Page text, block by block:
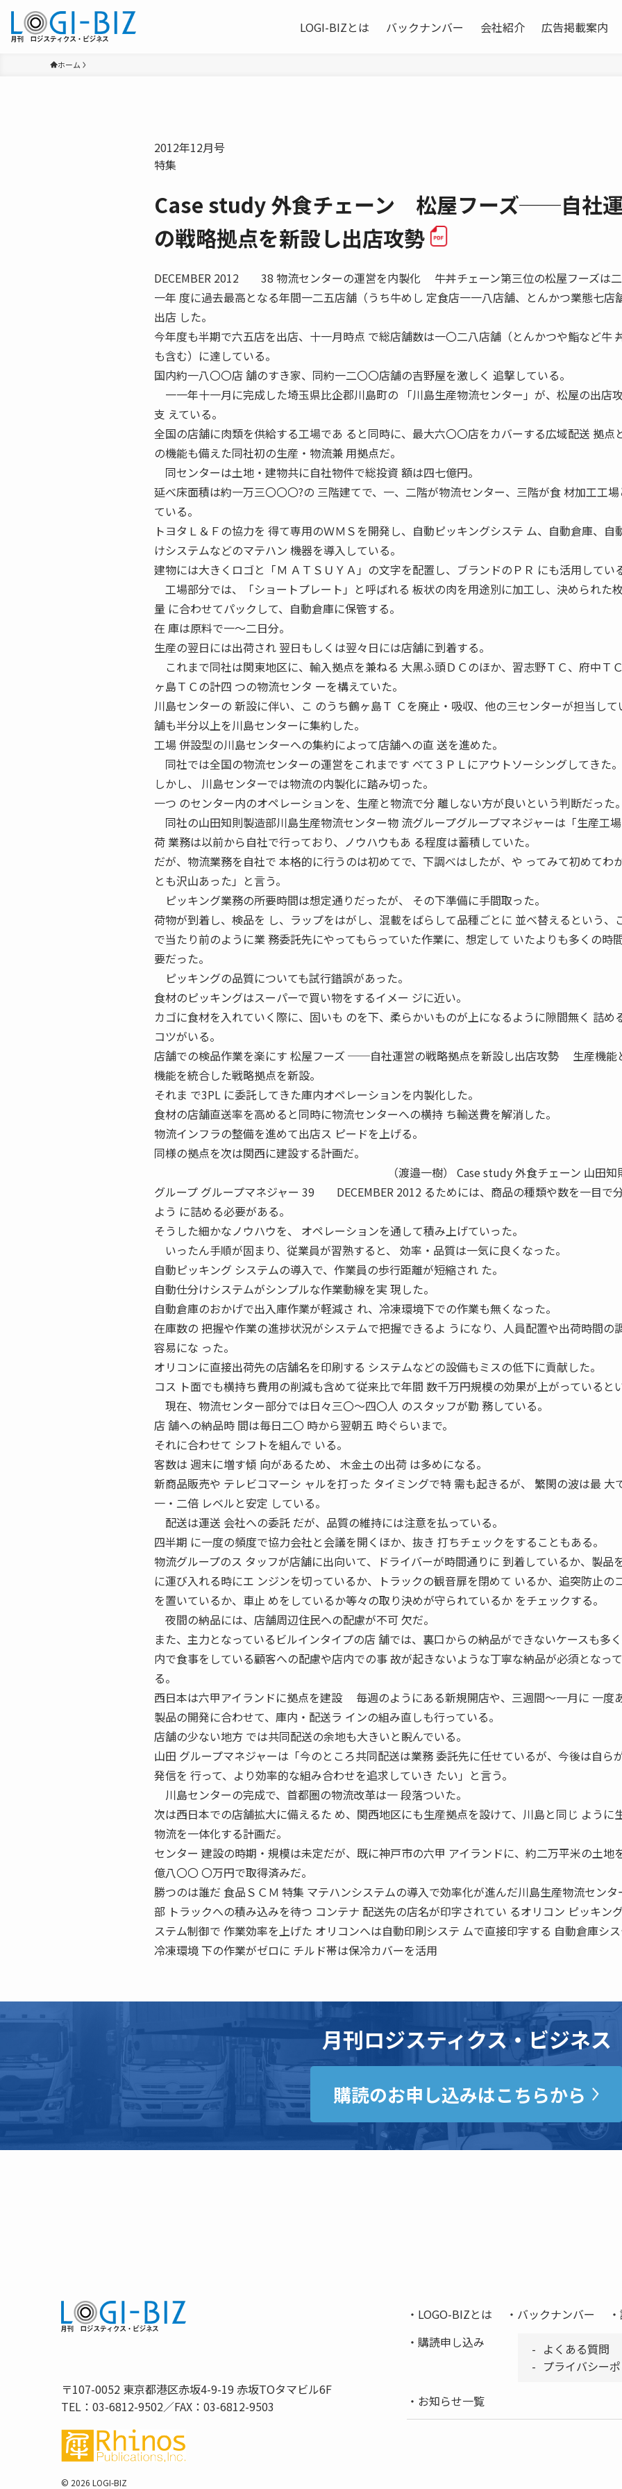
LOGI-BIZとは バックナンバー 会社紹介 広告掲載案内
ホーム
2012年12月号
特集
Case study 外食チェーン 松屋フーズ──自社
の戦略拠点を新設し出店攻勢
DECEMBER 2012 38 物流センターの運営を内製化 牛丼チェーン第三位の松屋フーズは
一年 度に過去最高となる年間一二五店舗（うち牛めし 定食店一一八店舗、とんかつ業態七店
出店 した。
今年度も半期で六五店を出店、十一月時点 で総店舗数は一〇二八店舗（とんかつや鮨など牛
も含む）に達している。
国内約一八〇〇店 舗のすき家、同約一二〇〇店舗の吉野屋を激しく 追撃している。
一一年十一月に完成した埼玉県比企郡川島町の 「川島生産物流センター」が、松屋の出店
支 えている。
全国の店舗に肉類を供給する工場であ ると同時に、最大六〇〇店をカバーする広域配送 拠点
の機能も備えた同社初の生産・物流兼 用拠点だ。
同センターは土地・建物共に自社物件で総投資 額は四七億円。
延べ床面積は約一万三〇〇〇?の 三階建てで、一、二階が物流センター、三階が食 材加工工場
ている。
トヨタＬ＆Ｆの協力を 得て専用のＷＭＳを開発し、自動ピッキングシステ ム、自動倉庫、自
けシステムなどのマテハン 機器を導入している。
建物には大きくロゴと「Ｍ ＡＴＳＵＹＡ」の文字を配置し、ブランドのＰＲ にも活用してい
工場部分では、「ショートプレート」と呼ばれる 板状の肉を用途別に加工し、決められた
量 に合わせてパックして、自動倉庫に保管する。
在 庫は原料で一〜二日分。
生産の翌日には出荷され 翌日もしくは翌々日には店舗に到着する。
これまで同社は関東地区に、輸入拠点を兼ねる 大黒ふ頭ＤＣのほか、習志野ＴＣ、府中Ｔ
ヶ島ＴＣの計四 つの物流センタ ーを構えていた。
川島センターの 新設に伴い、こ のうち鶴ヶ島Ｔ Ｃを廃止・吸収、他の三センターが担当して
舗も半分以上を川島センターに集約した。
工場 併設型の川島センターへの集約によって店舗への直 送を進めた。
同社では全国の物流センターの運営をこれまです べて３ＰＬにアウトソーシングしてきた。
しかし、 川島センターでは物流の内製化に踏み切った。
一つ のセンター内のオペレーションを、生産と物流で分 離しない方が良いという判断だった。
同社の山田知則製造部川島生産物流センター物 流グループグループマネジャーは「生産工
荷 業務は以前から自社で行っており、ノウハウもあ る程度は蓄積していた。
だが、物流業務を自社で 本格的に行うのは初めてで、下調べはしたが、や ってみて初めてわ
とも沢山あった」と言う。
ピッキング業務の所要時間は想定通りだったが、 その下準備に手間取った。
荷物が到着し、検品を し、ラップをはがし、混載をばらして品種ごとに 並べ替えるという、
で当たり前のように業 務委託先にやってもらっていた作業に、想定して いたよりも多くの時
要だった。
ピッキングの品質についても試行錯誤があった。
食材のピッキングはスーパーで買い物をするイメー ジに近い。
カゴに食材を入れていく際に、固いも のを下、柔らかいものが上になるように隙間無く 詰め
コツがいる。
店舗での検品作業を楽にす 松屋フーズ ──自社運営の戦略拠点を新設し出店攻勢 生産機能
機能を統合した戦略拠点を新設。
それま で3PL に委託してきた庫内オペレーションを内製化した。
食材の店舗直送率を高めると同時に物流センターへの横持 ち輸送費を解消した。
物流インフラの整備を進めて出店ス ピードを上げる。
同様の拠点を次は関西に建設する計画だ。
（渡邉一樹） Case study 外食チェーン 山田知則
グループ グループマネジャー 39 DECEMBER 2012 るためには、商品の種類や数を一目で
よう に詰める必要がある。
そうした細かなノウハウを、 オペレーションを通して積み上げていった。
いったん手順が固まり、従業員が習熟すると、 効率・品質は一気に良くなった。
自動ピッキング システムの導入で、作業員の歩行距離が短縮され た。
自動仕分けシステムがシンプルな作業動線を実 現した。
自動倉庫のおかげで出入庫作業が軽減さ れ、冷凍環境下での作業も無くなった。
在庫数の 把握や作業の進捗状況がシステムで把握できるよ うになり、人員配置や出荷時間の
容易にな った。
オリコンに直接出荷先の店舗名を印刷する システムなどの設備もミスの低下に貢献した。
コス ト面でも横持ち費用の削減も含めて従来比で年間 数千万円規模の効果が上がっているとい
現在、物流センター部分では日々三〇〜四〇人 のスタッフが勤 務している。
店 舗への納品時 間は毎日二〇 時から翌朝五 時ぐらいまで。
それに合わせて シフトを組んで いる。
客数は 週末に増す傾 向があるため、 木金土の出荷 は多めになる。
新商品販売や テレビコマーシ ャルを打った タイミングで特 需も起きるが、 繁閑の波は最 大
一・二倍 レベルと安定 している。
配送は運送 会社への委託 だが、品質の維持には注意を払っている。
四半期 に一度の頻度で協力会社と会議を開くほか、抜き 打ちチェックをすることもある。
物流グループのス タッフが店舗に出向いて、ドライバーが時間通りに 到着しているか、製品
に運び入れる時にエ ンジンを切っているか、トラックの観音扉を閉めて いるか、追突防止の
を置いているか、車止 めをしているか等々の取り決めが守られているか をチェックする。
夜間の納品には、店舗周辺住民への配慮が不可 欠だ。
また、主力となっているビルインタイプの店 舗では、裏口からの納品ができないケースも多
内で食事をしている顧客への配慮や店内での事 故が起きないような丁寧な納品が必須となっ
る。
西日本は六甲アイランドに拠点を建設 毎週のようにある新規開店や、三週間〜一月に 一度
製品の開発に合わせて、庫内・配送ラ インの組み直しも行っている。
店舗の少ない地方 では共同配送の余地も大きいと睨んでいる。
山田 グループマネジャーは「今のところ共同配送は業務 委託先に任せているが、今後は自ら
発信を 行って、より効率的な組み合わせを追求していき たい」と言う。
川島センターの完成で、首都圏の物流改革は一 段落ついた。
次は西日本での店舗拡大に備えるた め、関西地区にも生産拠点を設けて、川島と同じ ように
物流を一体化する計画だ。
センター 建設の時期・規模は未定だが、既に神戸市の六甲 アイランドに、約二万平米の土地
億八〇〇 〇万円で取得済みだ。
勝つのは誰だ 食品ＳＣＭ 特集 マテハンシステムの導入で効率化が進んだ川島生産物流センタ
部 トラックへの積み込みを待つ コンテナ 配送先の店名が印字されてい るオリコン ピッキン
ステム制御で 作業効率を上げた オリコンへは自動印刷システ ムで直接印字する 自動倉庫シ
冷凍環境 下の作業がゼロに チルド帯は保冷カバーを活用
月刊ロジスティクス・ビジネス
購読のお申し込みはこちらから
〒107-0052 東京都港区赤坂4-9-19 赤坂TOタマビル6F
TEL：03-6812-9502／FAX：03-6812-9503
© 2026 LOGI-BIZ
LOGO-BIZとは バックナンバー
購読申し込み
よくある質問
プライバシー
お知らせ一覧